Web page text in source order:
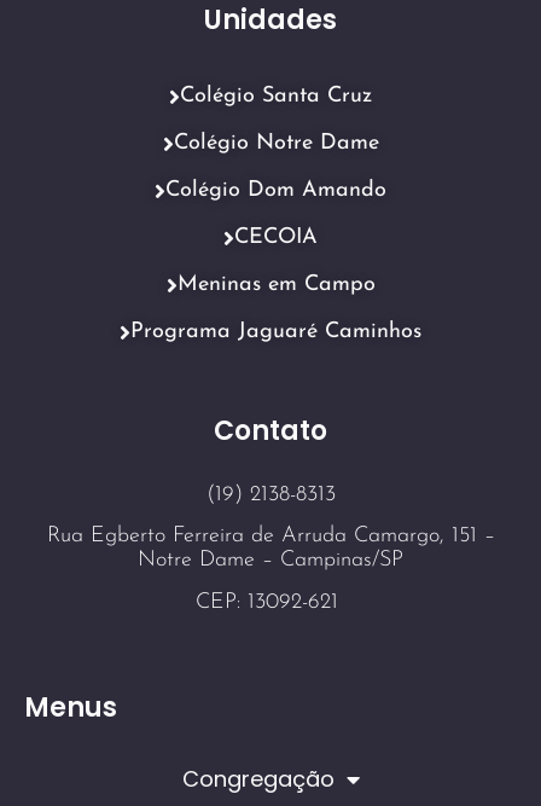
Contato
(19) 2138-8313
Rua Egberto Ferreira de Arruda Camargo, 151 –
Notre Dame – Campinas/SP
CEP: 13092-621
Menus
Congregação
Unidades
Colégio Santa Cruz
Colégio Notre Dame
Colégio Dom Amando
CECOIA
Meninas em Campo
Programa Jaguaré Caminhos